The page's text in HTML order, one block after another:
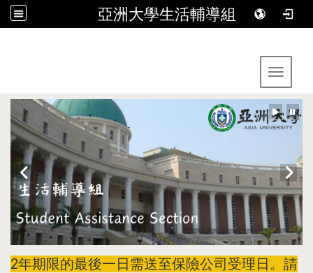
亞洲大學生活輔導組
Toggle
2年期限的最後一日需送至保險公司受理日。請